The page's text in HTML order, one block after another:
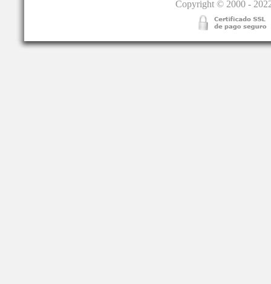
Copyright © 2000 -